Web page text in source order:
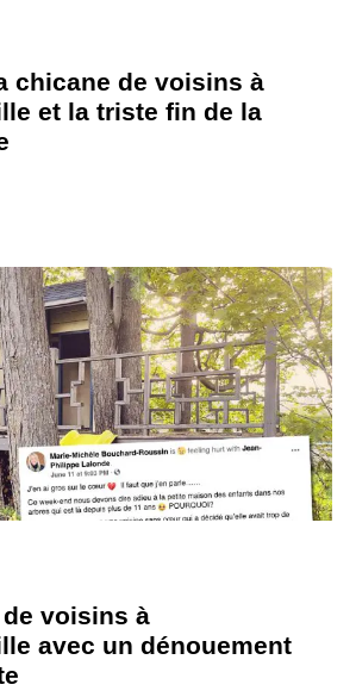
chicane de voisins à
et la triste fin de la
voisins à
avec un dénouement